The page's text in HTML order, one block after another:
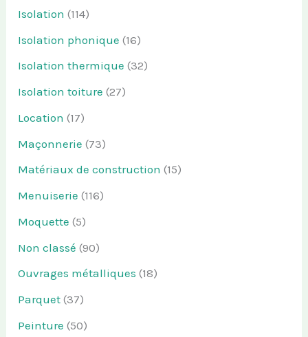
Isolation (114)
Isolation phonique (16)
Isolation thermique (32)
Isolation toiture (27)
Location (17)
Maçonnerie (73)
Matériaux de construction (15)
Menuiserie (116)
Moquette (5)
Non classé (90)
Ouvrages métalliques (18)
Parquet (37)
Peinture (50)